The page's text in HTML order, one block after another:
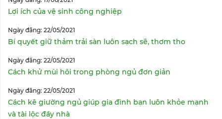
Lợi ích của vệ sinh công nghiệp
Ngày đăng: 22/05/2021
Bí quyết giữ thảm trải sàn luôn sạch sẽ, thơm tho
Ngày đăng: 22/05/2021
Cách khử mùi hôi trong phòng ngủ đơn giản
Ngày đăng: 22/05/2021
Cách kê giường ngủ giúp gia đình bạn luôn khỏe mạnh
và tài lộc đầy nhà